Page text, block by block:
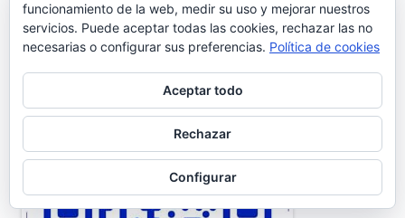
CÓDIGO QR ACTIVIDADES EN EL PUERTO
funcionamiento de la web, medir su uso y mejorar nuestros
servicios. Puede aceptar todas las cookies, rechazar las no
necesarias o configurar sus preferencias. Política de cookies
Aceptar todo
Rechazar
Configurar